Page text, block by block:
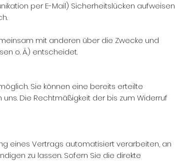
per E-Mail) Sicherheitslücken aufweisen
mit anderen über die Zwecke und
o. Ä.) entscheidet.
Sie können eine bereits erteilte
Die Rechtmäßigkeit der bis zum Widerruf
eines Vertrags automatisiert verarbeiten, an
zu lassen. Sofern Sie die direkte